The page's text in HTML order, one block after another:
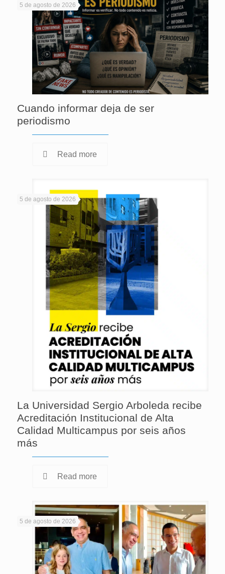
5 de agosto de 2026
Cuando informar deja de ser
periodismo
Read more
5 de agosto de 2026
La Universidad Sergio Arboleda recibe
Acreditación Institucional de Alta
Calidad Multicampus por seis años
más
Read more
5 de agosto de 2026